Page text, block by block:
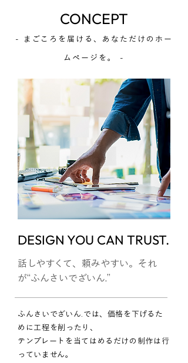
CONCEPT
- まごころを届ける、あなただけのホー
ムページを。 -
DESIGN YOU CAN TRUST.
話しやすくて、頼みやすい。それ
が“ふんさいでざいん.”
ふんさいでざいん.では、価格を下げるた
めに工程を削ったり、
テンプレートを当てはめるだけの制作は行
っていません。